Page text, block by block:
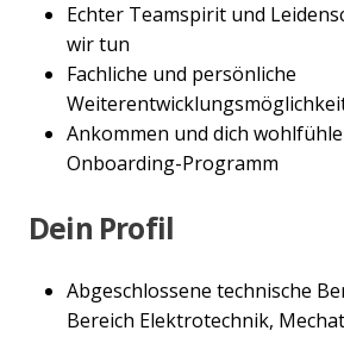
Echter Teamspirit und
wir tun
Fachliche und persönliche
Ankommen und dich
Onboarding-Programm
Dein Profil
Abgeschlossene technische
Bereich Elektrotechnik,